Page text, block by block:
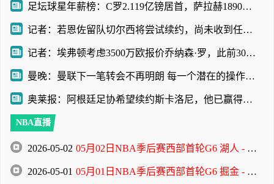
足坛球星年薪榜：C罗2.119亿镑居首，萨拉赫1890万镑第32位
记者：若恩佐留队切尔西将尝试续约，尚未收到任何报价
记者：埃弗顿考虑3500万欧报价乔纳森·罗，此前3000万欧报价遭拒
曼晚：曼联下一笔转会不再明朗 每一个潜在的操作都暗藏隐患
奥莱报：阿根廷足协希望续约斯卡洛尼，他已赢得一致认可
NBA直播
2026-05-02 05月02日NBA季后赛西部首轮G6 湖人 - 火箭 全场录像
2026-05-01 05月01日NBA季后赛西部首轮G6 掘金 - 森林狼 全场录像